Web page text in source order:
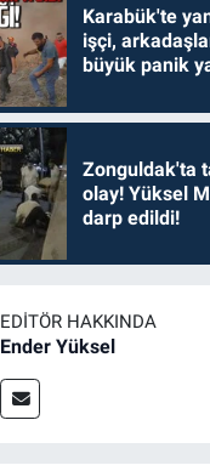
Karabük'te
işçi,
büyük panik
Zonguldak'ta
olay! Yüksel
darp edildi!
EDITÖR HAKKINDA
Ender Yüksel